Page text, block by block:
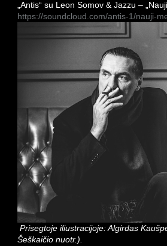
„Antis“ su Leon Somov & Jazzu –
https://soundcloud.com/antis-1/nauji-
Prisegtoje iliustracijoje: Algirdas
Šeškaičio nuotr.).